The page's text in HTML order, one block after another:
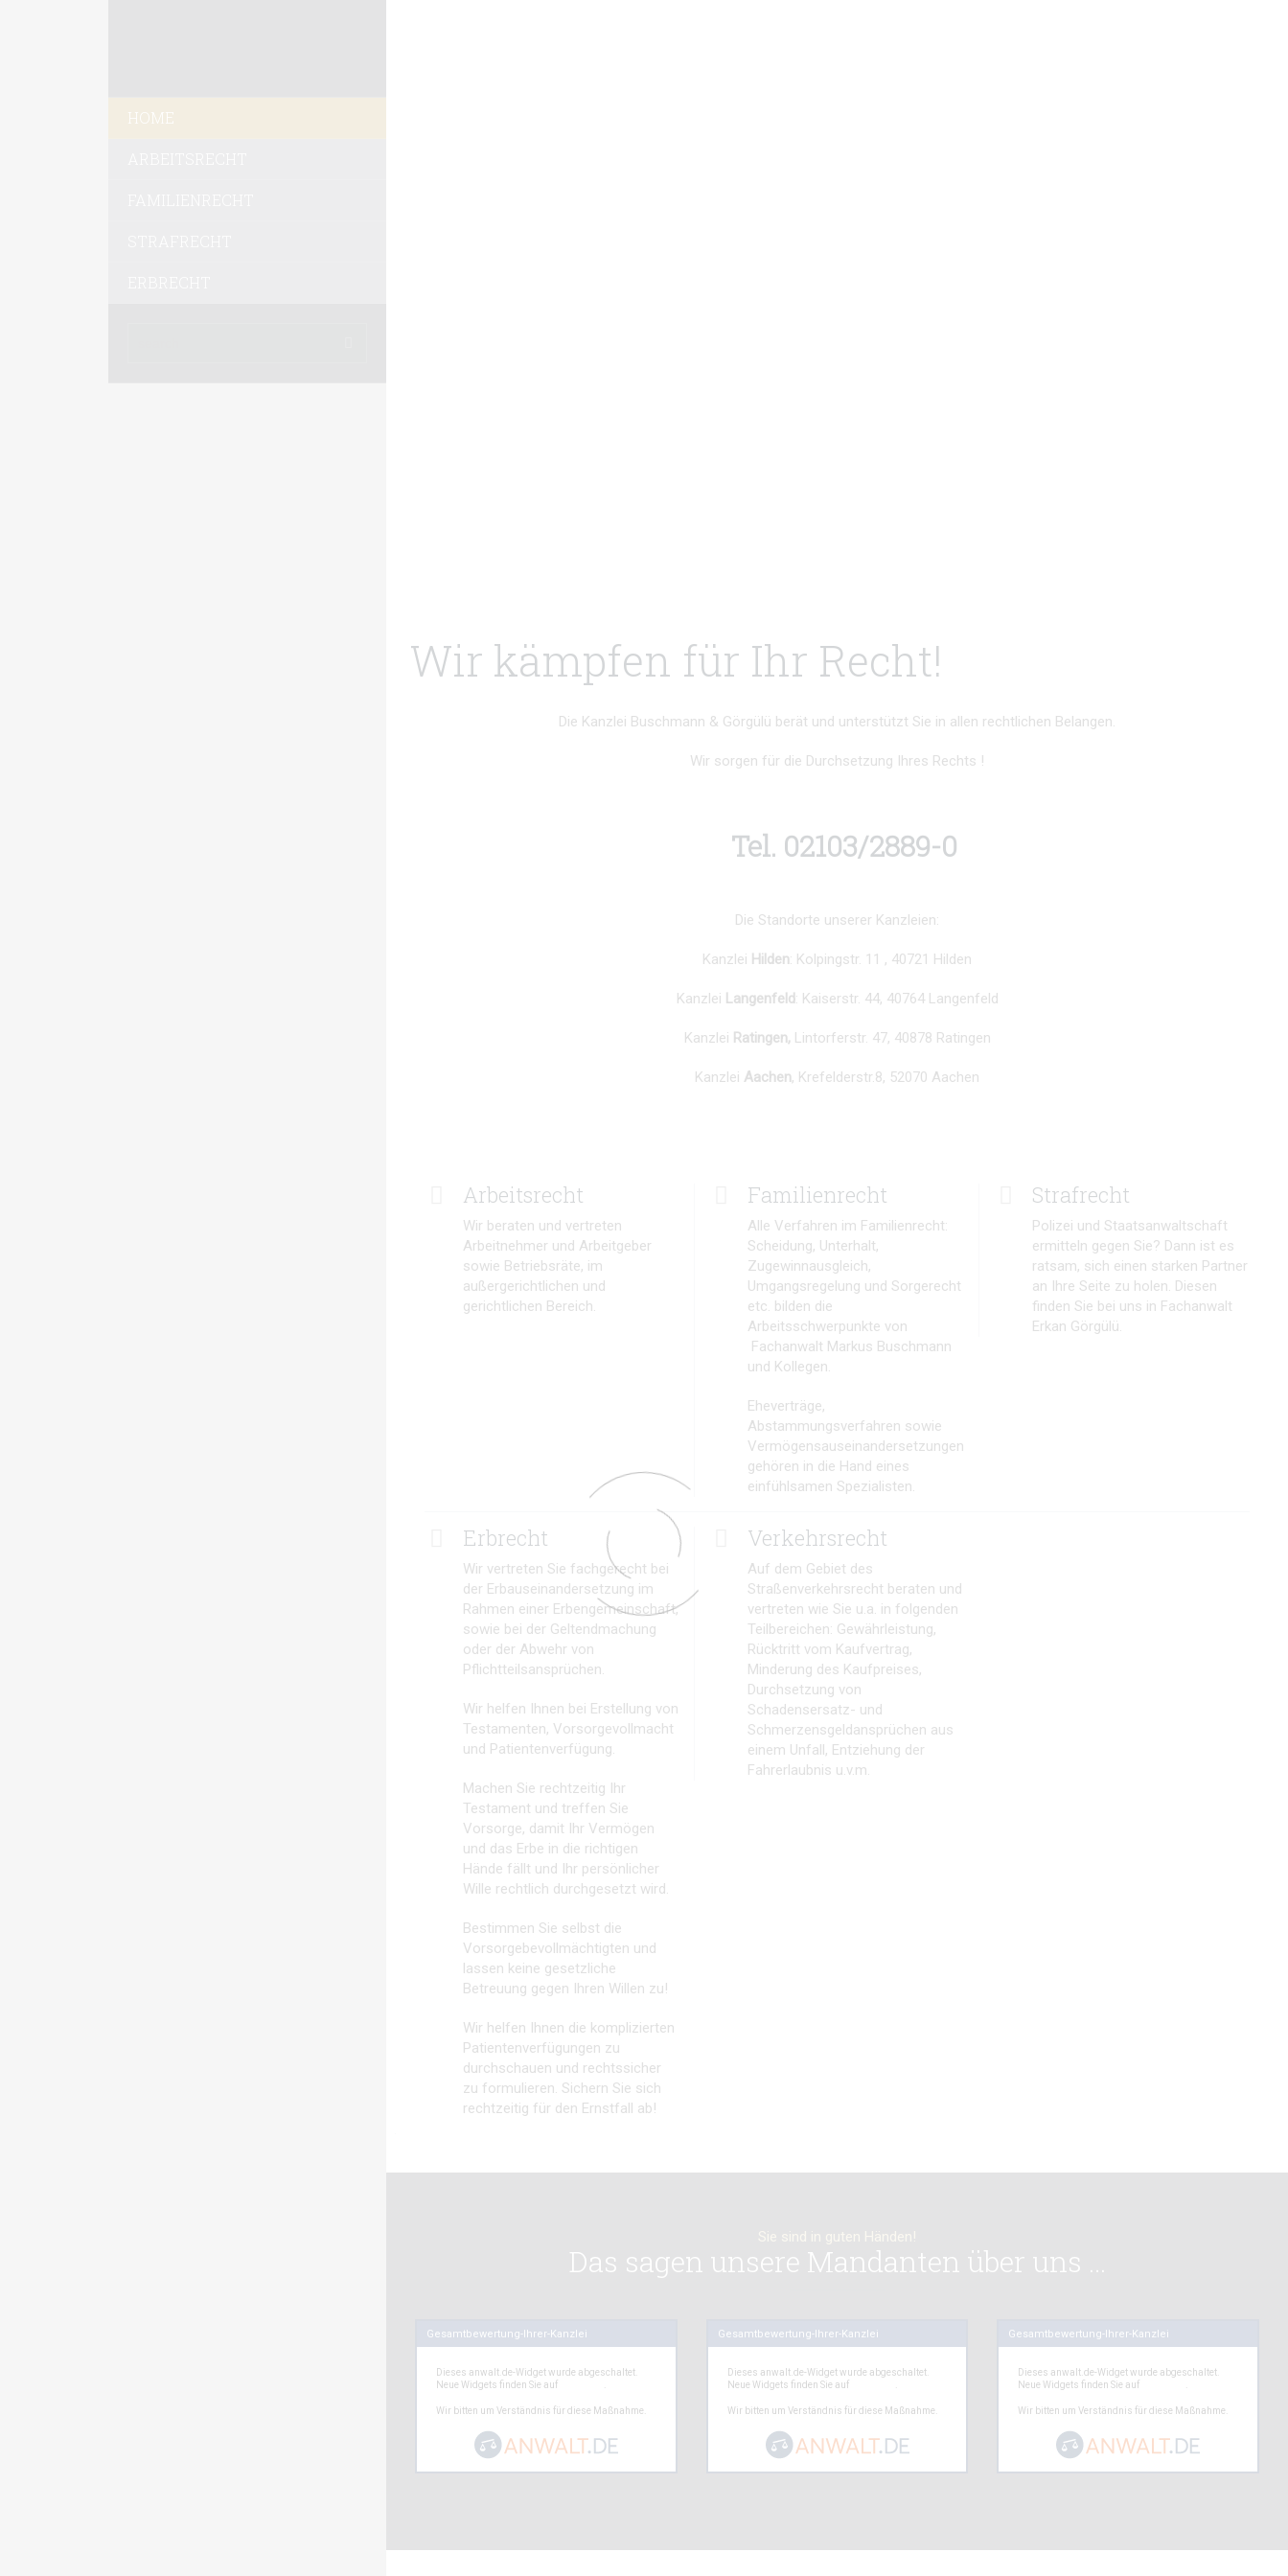
HOME
Wir kämpfen für Ihr Recht!
Die Kanzlei Buschmann & Görgülü berät und unterstützt Sie in allen rechtlichen Belangen.
Wir sorgen für die Durchsetzung Ihres Rechts !
Tel. 02103/2889-0
Die Standorte unserer Kanzleien:
Kanzlei Hilden: Kolpingstr. 11 , 40721 Hilden
Kanzlei Langenfeld: Kaiserstr. 44, 40764 Langenfeld
Kanzlei Ratingen, Lintorferstr. 47, 40878 Ratingen
Kanzlei Aachen, Krefelderstr.8, 52070 Aachen
Arbeitsrecht
Wir beraten und vertreten
Arbeitnehmer und Arbeitgeber
sowie Betriebsräte, im
außergerichtlichen und
gerichtlichen Bereich.
Familienrecht
Alle Verfahren im Familienrecht:
Scheidung, Unterhalt,
Zugewinnausgleich,
Umgangsregelung und Sorgerecht
etc. bilden die
Arbeitsschwerpunkte von
Fachanwalt Markus Buschmann
und Kollegen.
Eheverträge,
Abstammungsverfahren sowie
Vermögensauseinandersetzungen
gehören in die Hand eines
einfühlsamen Spezialisten.
Strafrecht
Polizei und Staatsanwaltschaft
ermitteln gegen Sie? Dann ist es
ratsam, sich einen starken Partner
an Ihre Seite zu holen. Diesen
finden Sie bei uns in Fachanwalt
Erkan Görgülü.
Erbrecht
Wir vertreten Sie fachgerecht bei
der Erbauseinandersetzung im
Rahmen einer Erbengemeinschaft,
sowie bei der Geltendmachung
oder der Abwehr von
Pflichtteilsansprüchen.
Wir helfen Ihnen bei Erstellung von
Testamenten, Vorsorgevollmacht
und Patientenverfügung.
Machen Sie rechtzeitig Ihr
Testament und treffen Sie
Vorsorge, damit Ihr Vermögen
und das Erbe in die richtigen
Hände fällt und Ihr persönlicher
Wille rechtlich durchgesetzt wird.
Bestimmen Sie selbst die
Vorsorgebevollmächtigten und
lassen keine gesetzliche
Betreuung gegen Ihren Willen zu!
Wir helfen Ihnen die komplizierten
Patientenverfügungen zu
durchschauen und rechtssicher
zu formulieren. Sichern Sie sich
rechtzeitig für den Ernstfall ab!
Verkehrsrecht
Auf dem Gebiet des
Straßenverkehrsrecht beraten und
vertreten wie Sie u.a. in folgenden
Teilbereichen: Gewährleistung,
Rücktritt vom Kaufvertrag,
Minderung des Kaufpreises,
Durchsetzung von
Schadensersatz- und
Schmerzensgeldansprüchen aus
einem Unfall, Entziehung der
Fahrerlaubnis u.v.m.
Das sagen unsere Mandanten über uns …
Gesamtbewertung-Ihrer-Kanzlei
Dieses anwalt.de-Widget wurde abgeschaltet.
Neue Widgets finden Sie auf
Wir bitten um Verständnis für diese Maßnahme.
Gesamtbewertung-Ihrer-Kanzlei
Dieses anwalt.de-Widget wurde abgeschaltet.
Neue Widgets finden Sie auf
Wir bitten um Verständnis für diese Maßnahme.
Gesamtbewertung-Ihrer-Kanzlei
Dieses anwalt.de-Widget wurde abgeschaltet.
Neue Widgets finden Sie auf
Wir bitten um Verständnis für diese Maßnahme.